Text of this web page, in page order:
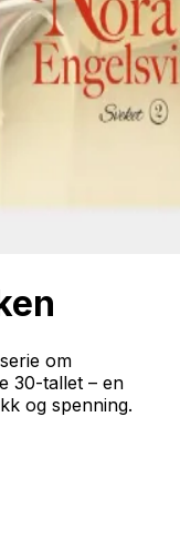
om
30-tallet – en
og spenning.